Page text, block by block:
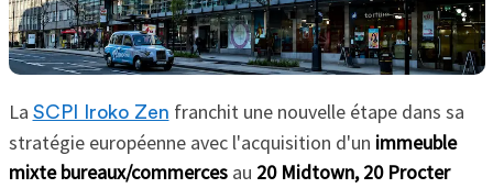
La SCPI Iroko Zen franchit une nouvelle étape dans sa
stratégie européenne avec l'acquisition d'un immeuble
mixte bureaux/commercesau 20 Midtown, 20 Procter